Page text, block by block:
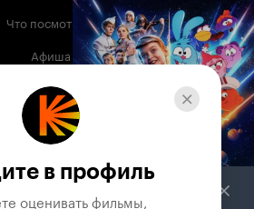
Что посмотреть
Афиша
Музыка
Телепрограмма
поддержки
в профиль
оценивать фильмы,